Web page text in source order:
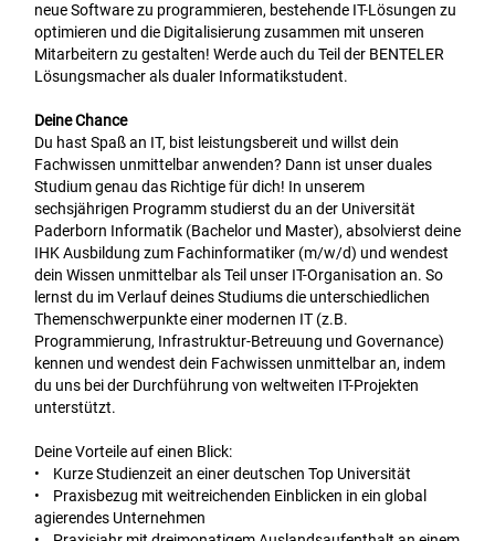
neue Software zu programmieren, bestehende IT-Lösungen zu
optimieren und die Digitalisierung zusammen mit unseren
Mitarbeitern zu gestalten! Werde auch du Teil der BENTELER
Lösungsmacher als dualer Informatikstudent.
Deine Chance
Du hast Spaß an IT, bist leistungsbereit und willst dein
Fachwissen unmittelbar anwenden? Dann ist unser duales
Studium genau das Richtige für dich! In unserem
sechsjährigen Programm studierst du an der Universität
Paderborn Informatik (Bachelor und Master), absolvierst deine
IHK Ausbildung zum Fachinformatiker (m/w/d) und wendest
dein Wissen unmittelbar als Teil unser IT-Organisation an. So
lernst du im Verlauf deines Studiums die unterschiedlichen
Themenschwerpunkte einer modernen IT (z.B.
Programmierung, Infrastruktur-Betreuung und Governance)
kennen und wendest dein Fachwissen unmittelbar an, indem
du uns bei der Durchführung von weltweiten IT-Projekten
unterstützt.
Deine Vorteile auf einen Blick:
• Kurze Studienzeit an einer deutschen Top Universität
• Praxisbezug mit weitreichenden Einblicken in ein global
agierendes Unternehmen